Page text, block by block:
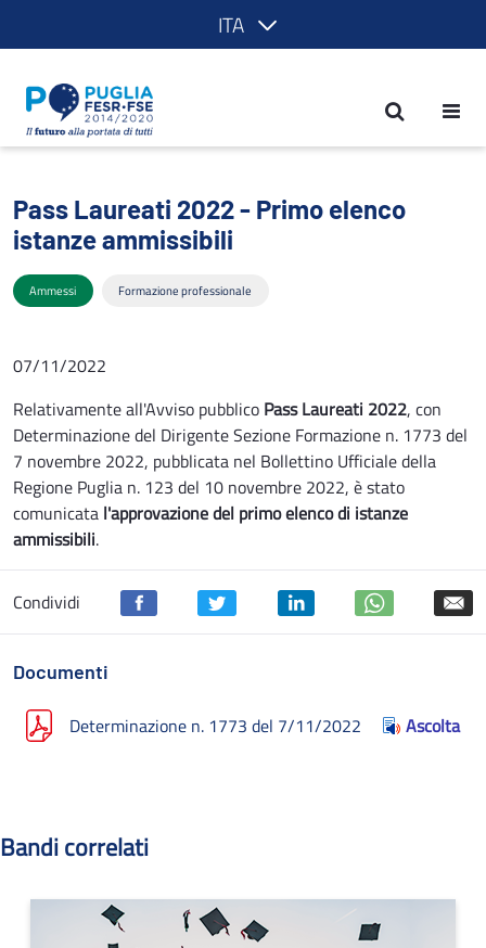
ITA
Pass Laureati 2022 - Primo elenco
Pass Laureati 2022 - Primo elenco
istanze ammissibili
Ammessi Formazione professionale
07/11/2022
Relativamente all'Avviso pubblico Pass Laureati 2022, con
Determinazione del Dirigente Sezione Formazione n. 1773 del
7 novembre 2022, pubblicata nel Bollettino Ufficiale della
Regione Puglia n. 123 del 10 novembre 2022, è stato
comunicata l'approvazione del primo elenco di istanze
ammissibili.
Condividi
Documenti
Determinazione n. 1773 del 7/11/2022 Ascolta
Bandi correlati